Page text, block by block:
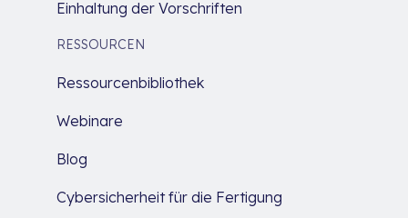
Einhaltung der Vorschriften
RESSOURCEN
Ressourcenbibliothek
Webinare
Blog
Cybersicherheit für die Fertigung